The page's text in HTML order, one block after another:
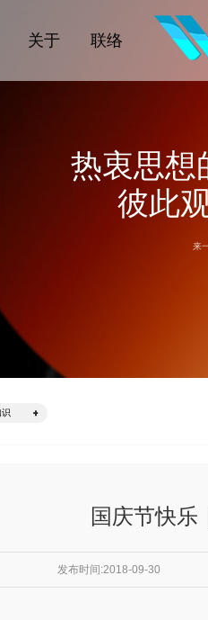
关于 联络
热衷思想
彼此
来
识
国庆节快乐
发布时间:2018-09-30